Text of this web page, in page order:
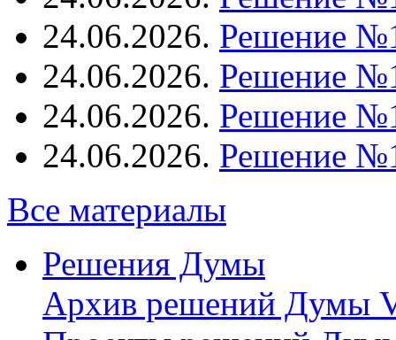
24.06.2026. Решение
24.06.2026. Решение
24.06.2026. Решение
24.06.2026. Решение
Все материалы
Решения Думы
Архив решений Думы